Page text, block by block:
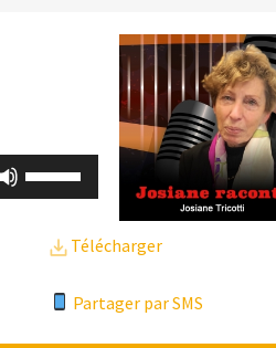
Utilisez
les
flèches
pour
Télécharger
Partager par SMS